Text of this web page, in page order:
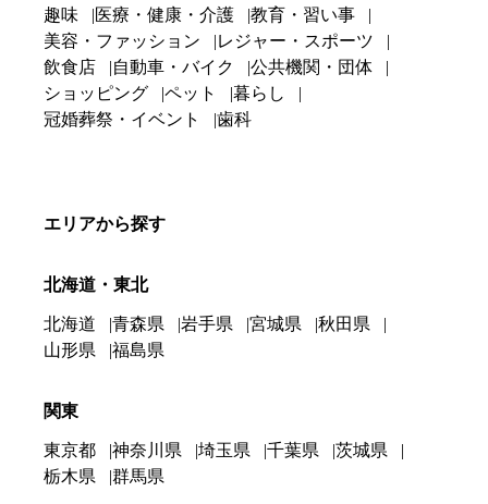
趣味
医療・健康・介護
教育・習い事
美容・ファッション
レジャー・スポーツ
飲食店
自動車・バイク
公共機関・団体
ショッピング
ペット
暮らし
冠婚葬祭・イベント
歯科
エリアから探す
北海道・東北
北海道 青森県 岩手県 宮城県
秋田県
山形県
福島県
関東
東京都 神奈川県 埼玉県 千葉県
茨城県
栃木県
群馬県